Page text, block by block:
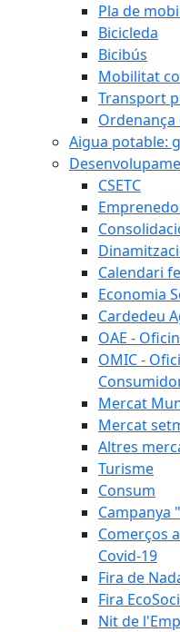
Pla de
Bicicleda
Bicibús
Mobilitat
Transport
Ordenança
Aigua potable:
CSETC
Calendari
Economia
Cardedeu
OAE -
OMIC -
Mercat
Mercat
Altres
Turisme
Consum
Campanya
Comerços
Covid-19
Fira de
Fira
Nit de